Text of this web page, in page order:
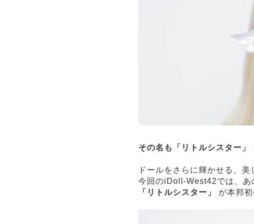
その名も「リトルシスター
ドールをさらに輝かせる、美
今回のiDoll-West42では、あ
「リトルシスター」
が本邦初